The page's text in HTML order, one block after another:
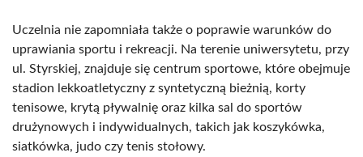
Uczelnia nie zapomniała także o poprawie warunków do
uprawiania sportu i rekreacji. Na terenie uniwersytetu, przy
ul. Styrskiej, znajduje się centrum sportowe, które obejmuje
stadion lekkoatletyczny z syntetyczną bieżnią, korty
tenisowe, krytą pływalnię oraz kilka sal do sportów
drużynowych i indywidualnych, takich jak koszykówka,
siatkówka, judo czy tenis stołowy.